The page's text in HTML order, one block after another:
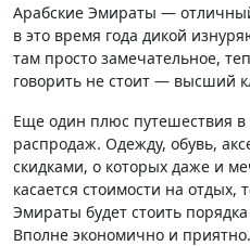
Арабские Эмираты —
в это время года дикой
там просто замечательное,
говорить не стоит — высший
Еще один плюс путешествия
распродаж. Одежду, обувь,
скидками, о которых даже и
касается стоимости на отдых,
Эмираты будет стоить
Вполне экономично и приятно.